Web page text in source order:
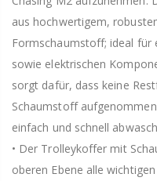
aus hochwertigem,
Formschaumstoff; ideal für
sowie elektrischen
sorgt dafür, dass keine
Schaumstoff
einfach und schnell
• Der Trolleykoffer mit
oberen Ebene alle